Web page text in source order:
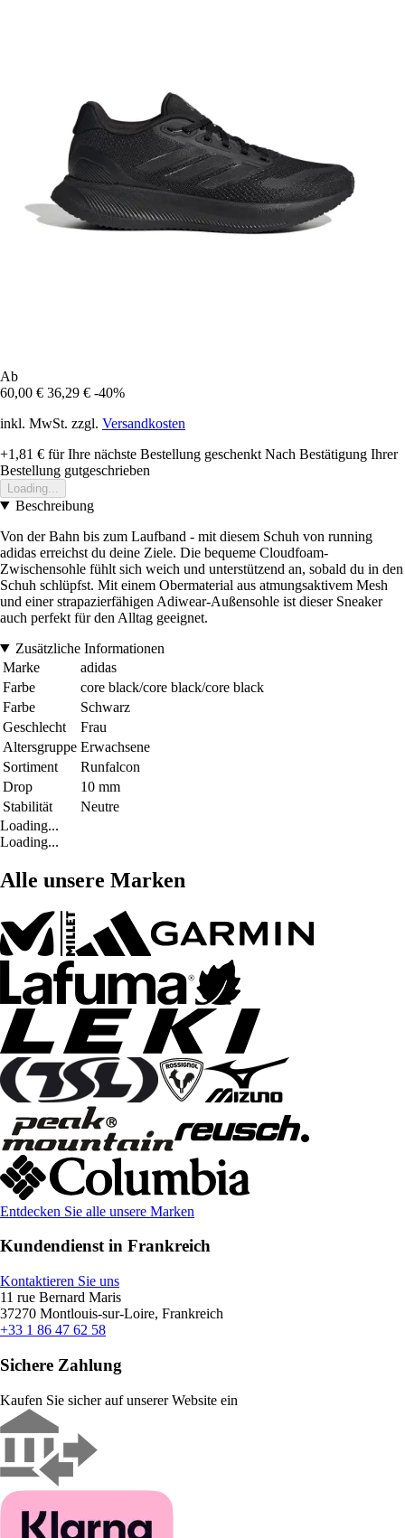
Ab
60,00 € 36,29 € -40%
inkl. MwSt. zzgl. Versandkosten
+1,81 € für Ihre nächste Bestellung geschenkt Nach Bestätigung Ihrer
Bestellung gutgeschrieben
Loading...
Beschreibung
Von der Bahn bis zum Laufband - mit diesem Schuh von running
adidas erreichst du deine Ziele. Die bequeme Cloudfoam-
Zwischensohle fühlt sich weich und unterstützend an, sobald du in den
Schuh schlüpfst. Mit einem Obermaterial aus atmungsaktivem Mesh
und einer strapazierfähigen Adiwear-Außensohle ist dieser Sneaker
auch perfekt für den Alltag geeignet.
Zusätzliche Informationen
Marke
adidas
Farbe
core black/core black/core black
Farbe
Schwarz
Geschlecht
Frau
Altersgruppe Erwachsene
Sortiment
Runfalcon
Drop
10 mm
Stabilität
Neutre
Loading...
Loading...
Alle unsere Marken
Entdecken Sie alle unsere Marken
Kundendienst in Frankreich
Kontaktieren Sie uns
11 rue Bernard Maris
37270 Montlouis-sur-Loire, Frankreich
+33 1 86 47 62 58
Sichere Zahlung
Kaufen Sie sicher auf unserer Website ein